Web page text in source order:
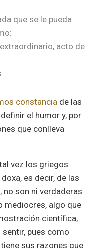
que se le pueda
acto de
constancia de las
el humor y, por
que conlleva
vez los griegos
es decir, de las
no son ni verdaderas
mediocres, algo que
científica,
sentir, pues como
sus razones que